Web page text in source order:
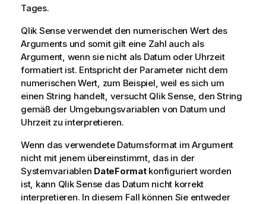
Tages.
Qlik Senseverwendet den numerischen Wert des
Arguments und somit gilt eine Zahl auch als
Argument, wenn sie nicht als Datum oder Uhrzeit
formatiert ist. Entspricht der Parameter nicht dem
numerischen Wert, zum Beispiel, weil es sich um
einen String handelt, versucht Qlik Sense, den String
gemäß der Umgebungsvariablen von Datum und
Uhrzeit zu interpretieren.
Wenn das verwendete Datumsformat im Argument
nicht mit jenem übereinstimmt, das in der
Systemvariablen DateFormatkonfiguriert worden
ist, kann Qlik Sense das Datum nicht korrekt
interpretieren. In diesem Fall können Sie entweder